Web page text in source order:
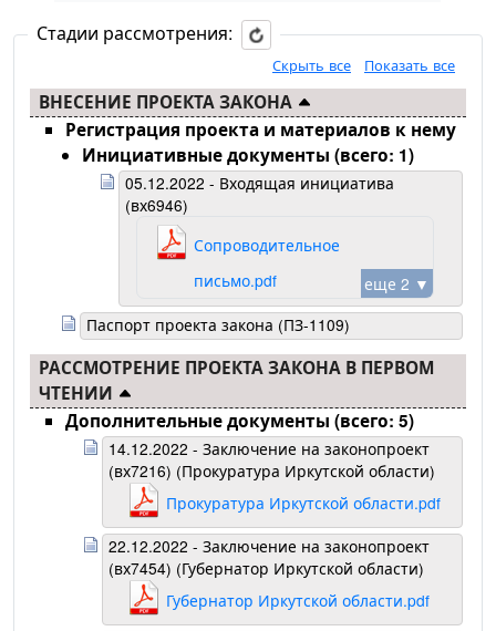
Стадии рассмотрения:
Скрыть все Показать все
ВНЕСЕНИЕ ПРОЕКТА ЗАКОНА
Регистрация проекта и материалов к нему
Инициативные документы (всего: 1)
05.12.2022 - Входящая инициатива
(вх6946)
еще 2 ▼
Сопроводительное
письмо.pdf
Паспорт проекта закона (ПЗ-1109)
РАССМОТРЕНИЕ ПРОЕКТА ЗАКОНА В ПЕРВОМ
ЧТЕНИИ
Дополнительные документы (всего: 5)
14.12.2022 - Заключение на законопроект
(вх7216) (Прокуратура Иркутской области)
Прокуратура Иркутской области.pdf
22.12.2022 - Заключение на законопроект
(вх7454) (Губернатор Иркутской области)
Губернатор Иркутской области.pdf